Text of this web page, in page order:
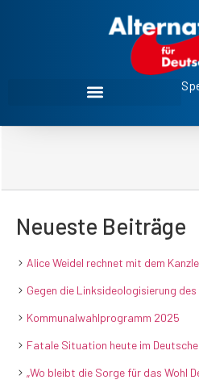
Neueste Beiträge
Alice Weidel rechnet mit dem
Gegen die Linksideologisierung
Kommunalwahlprogramm 2025
Fatale Situation heute im
„Wo bleibt die Sorge für das Wohl